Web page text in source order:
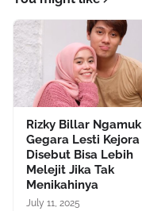
Rizky Billar Ngamuk
Gegara Lesti Kejora
Disebut Bisa Lebih
Melejit Jika Tak
Menikahinya
July 11, 2025